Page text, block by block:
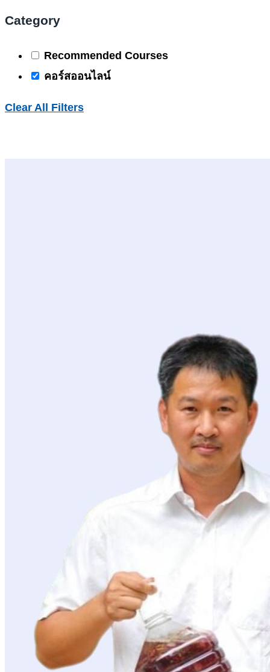
Category
Recommended Courses
คอร์สออนไลน์
Clear All Filters